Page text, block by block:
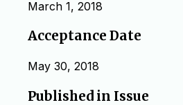
March 1, 2018
Acceptance Date
May 30, 2018
Published in Issue